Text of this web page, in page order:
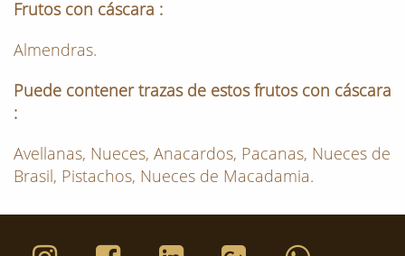
Frutos con cáscara :
Almendras.
Puede contener trazas de estos frutos con cáscara
:
Avellanas, Nueces, Anacardos, Pacanas, Nueces de
Brasil, Pistachos, Nueces de Macadamia.